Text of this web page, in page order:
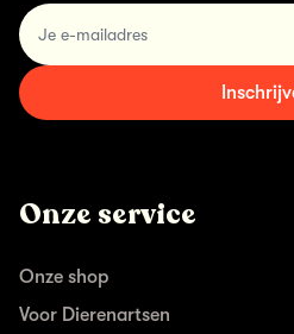
email
Onze service
Onze shop
Voor Dierenartsen